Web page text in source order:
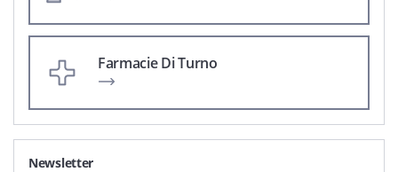
Farmacie Di Turno
Newsletter